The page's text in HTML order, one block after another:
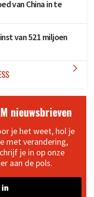
van China in te
van 521 miljoen

nieuwsbrieven
je het weet, hol je
met verandering,
je in op onze
aan de pols.